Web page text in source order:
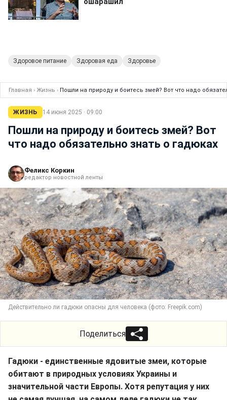
Здоровое питание Здоровая еда Здоровье
Главная › Жизнь › Пошли на природу и боитесь змей? Вот что надо
ЖИЗНЬ 14 июня 2025 · 09:00
Пошли на природу и боитесь змей? Вот
что надо обязательно знать о гадюках
Феликс Коркин
редактор новостной ленты
Действительно ли гадюки опасны для человека (фото: Freepik.com)
Поделиться
Гадюки - единственные ядовитые змеи, которые
обитают в природных условиях Украины и
значительной части Европы. Хотя репутация у них